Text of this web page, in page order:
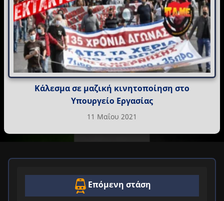
Κάλεσμα σε μαζική κινητοποίηση στο
Υπουργείο Εργασίας
11 Μαΐου 2021
Επόμενη στάση